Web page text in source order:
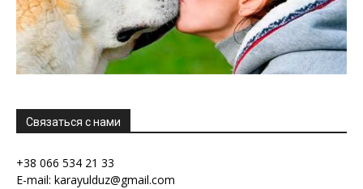
Связаться с нами
+38 066 534 21 33
E-mail: karayulduz@gmail.com